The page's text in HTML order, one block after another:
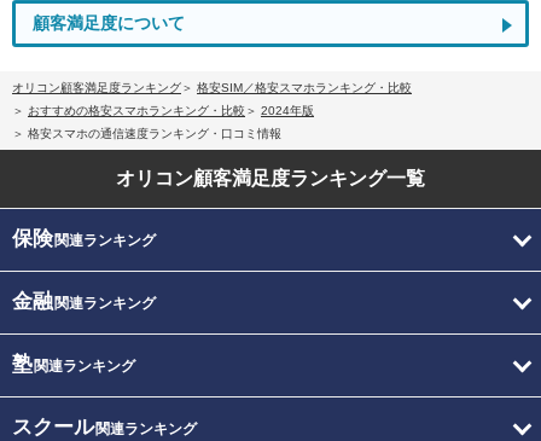
顧客満足度について
オリコン顧客満足度ランキング
格安SIM／格安スマホランキング・比較
おすすめの格安スマホランキング・比較
2024年版
格安スマホの通信速度ランキング・口コミ情報
オリコン顧客満足度ランキング一覧
保険関連ランキング
金融関連ランキング
塾関連ランキング
スクール関連ランキング